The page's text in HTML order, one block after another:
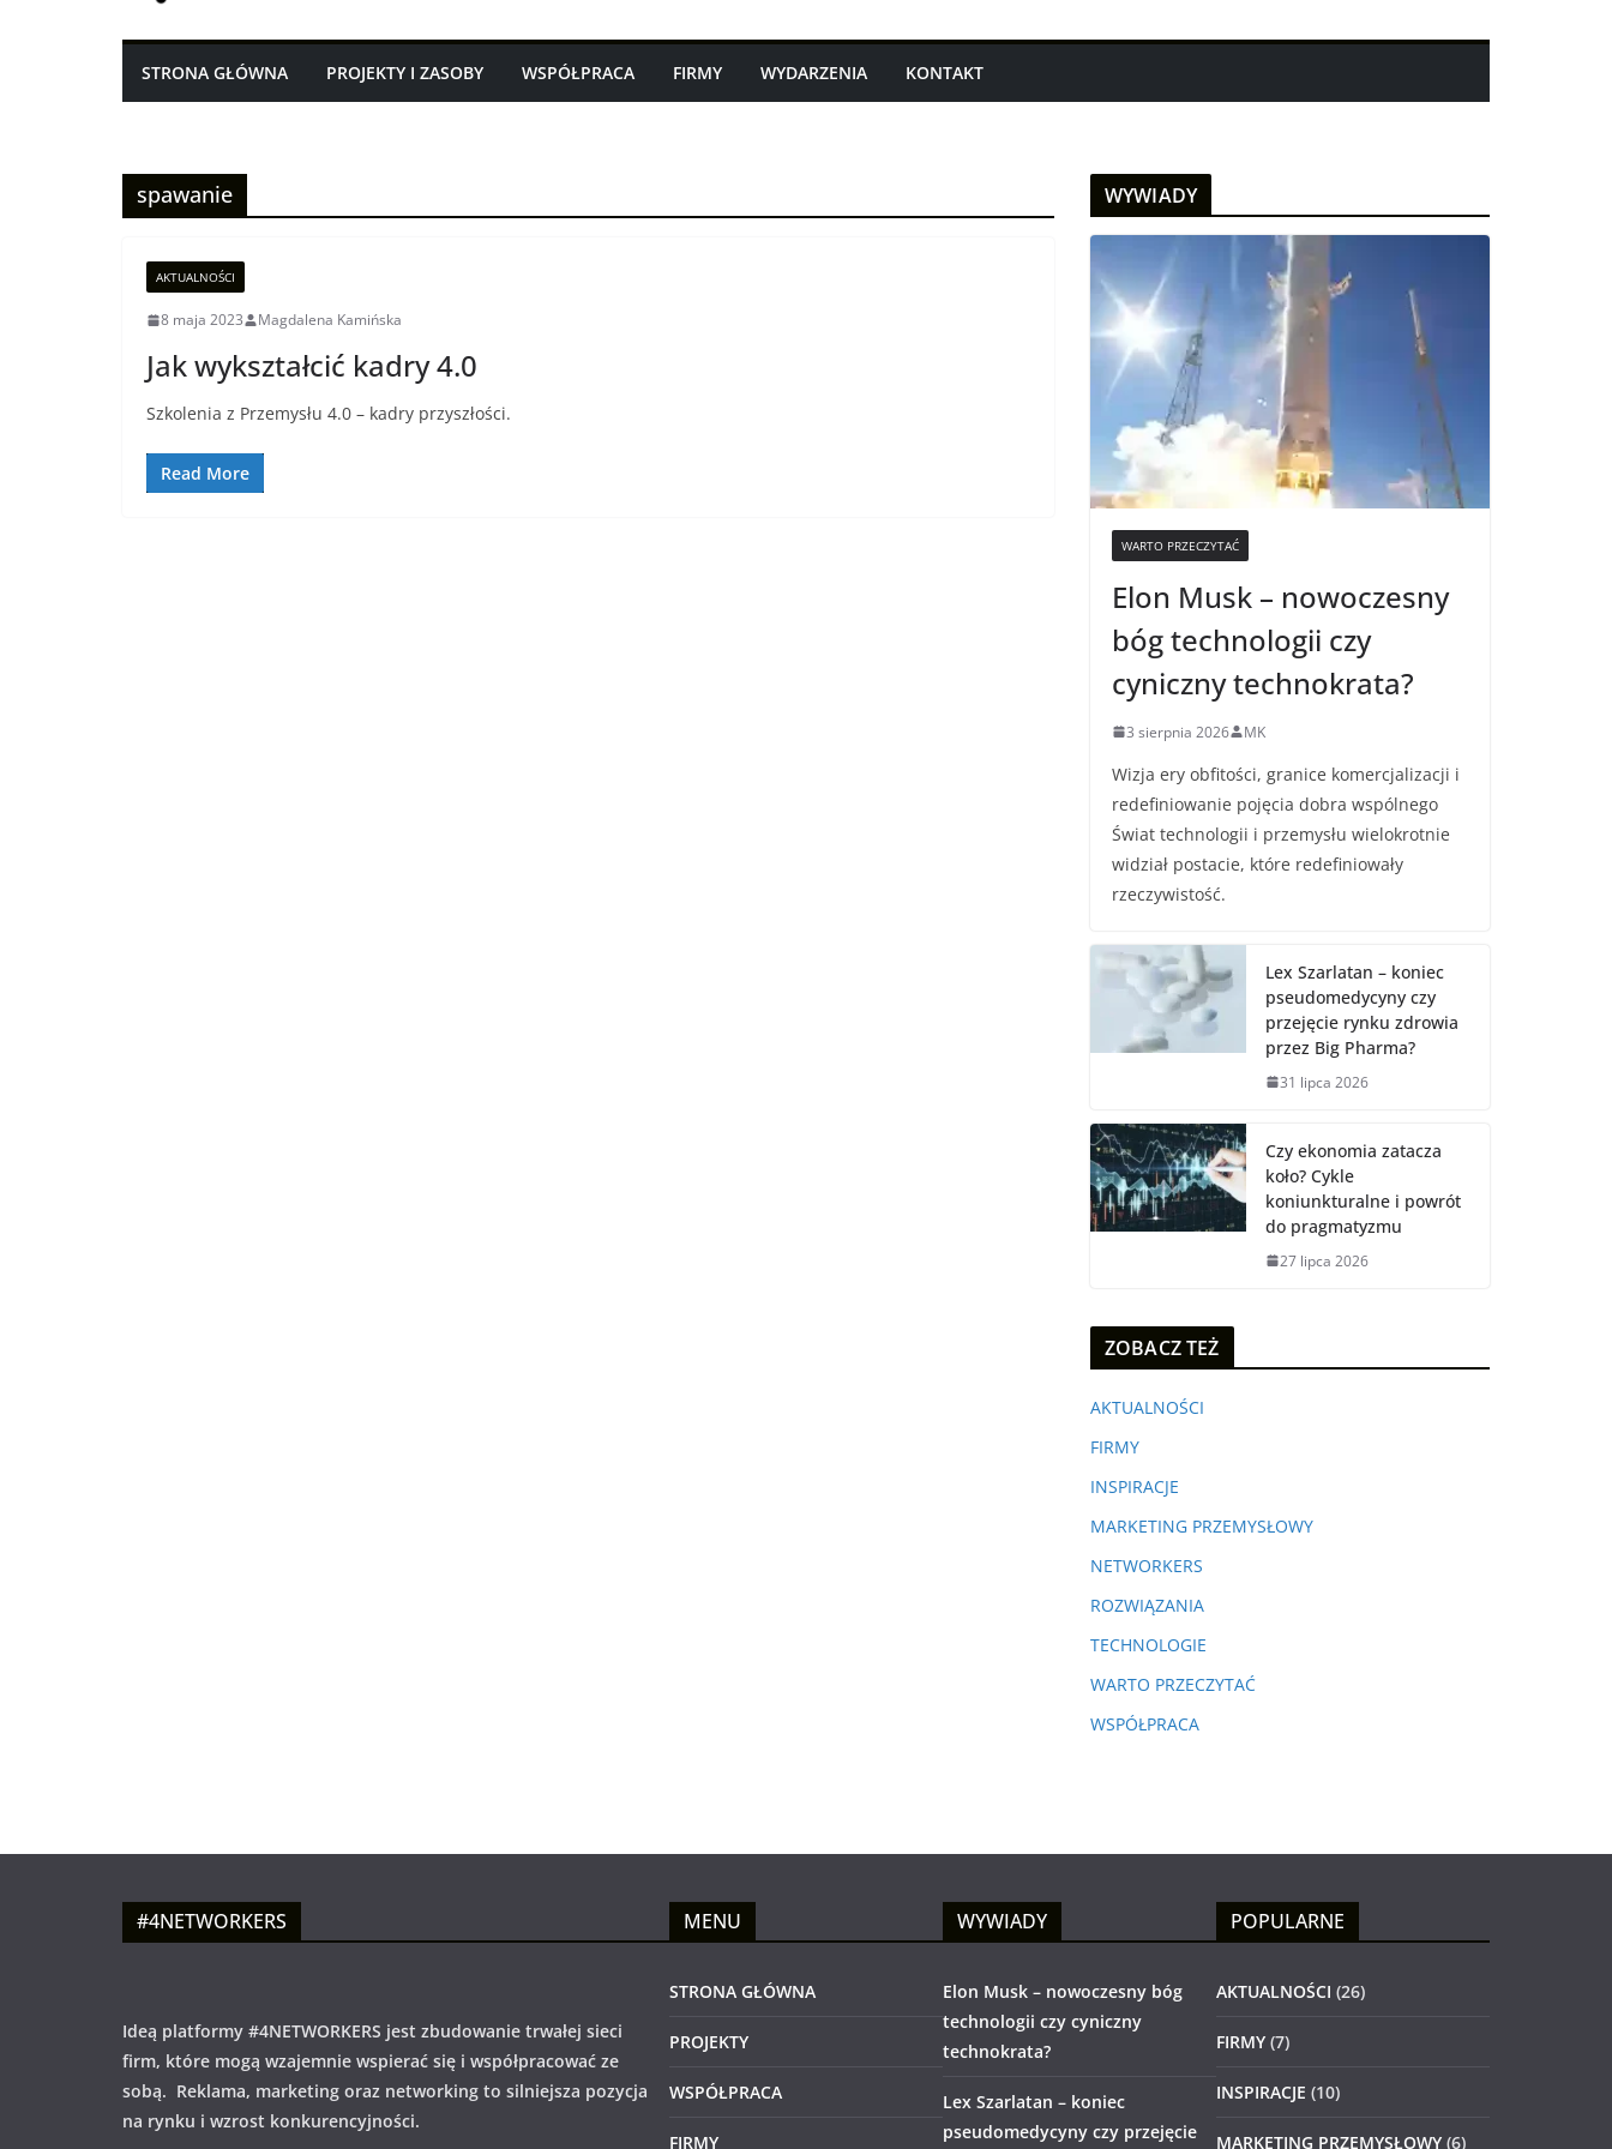
STRONA GŁÓWNA PROJEKTY I ZASOBY WSPÓŁPRACA FIRMY WYDARZENIA KONTAKT
spawanie
AKTUALNOŚCI
8 maja 2023 Magdalena Kamińska
Jak wykształcić kadry 4.0
Szkolenia z Przemysłu 4.0 – kadry przyszłości.
Read More
WYWIADY
WARTO PRZECZYTAĆ
Elon Musk – nowoczesny
bóg technologii czy
cyniczny technokrata?
3 sierpnia 2026 MK
Wizja ery obfitości, granice komercjalizacji i
redefiniowanie pojęcia dobra wspólnego
Świat technologii i przemysłu wielokrotnie
widział postacie, które redefiniowały
rzeczywistość.
Lex Szarlatan – koniec
pseudomedycyny czy
przejęcie rynku zdrowia
przez Big Pharma?
31 lipca 2026
Czy ekonomia zatacza
koło? Cykle
koniunkturalne i powrót
do pragmatyzmu
27 lipca 2026
ZOBACZ TEŻ
AKTUALNOŚCI
FIRMY
INSPIRACJE
MARKETING PRZEMYSŁOWY
NETWORKERS
ROZWIĄZANIA
TECHNOLOGIE
WARTO PRZECZYTAĆ
WSPÓŁPRACA
#4NETWORKERS
Ideą platformy #4NETWORKERS jest zbudowanie trwałej sieci
firm, które mogą wzajemnie wspierać się i współpracować ze
sobą. Reklama, marketing oraz networking to silniejsza pozycja
na rynku i wzrost konkurencyjności.
MENU
STRONA GŁÓWNA
PROJEKTY
WSPÓŁPRACA
FIRMY
WYWIADY
Elon Musk – nowoczesny bóg
technologii czy cyniczny
technokrata?
Lex Szarlatan – koniec
pseudomedycyny czy przejęcie
POPULARNE
AKTUALNOŚCI (26)
FIRMY (7)
INSPIRACJE (10)
MARKETING PRZEMYSŁOWY (6)